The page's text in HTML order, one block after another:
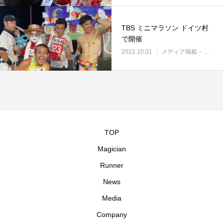
TBS ミニマラソン ドイツ村
で開催
2022.10.01 メディア掲載・紹介
TOP
Magician
Runner
News
Media
Company